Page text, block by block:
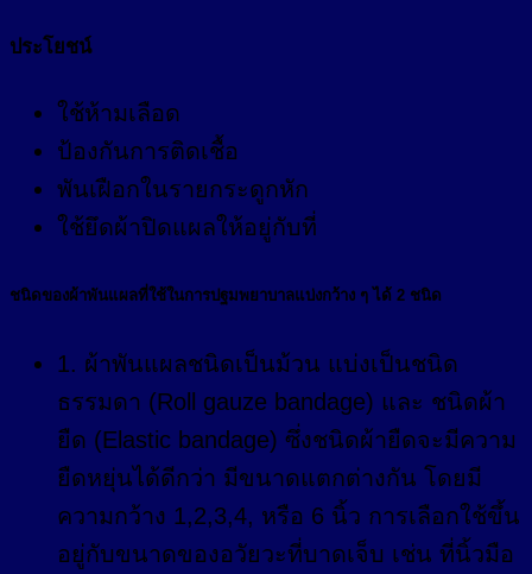
ประโยชน์
ใช้ห้ามเลือด
ป้องกันการติดเชื้อ
พันเฝือกในรายกระดูกหัก
ใช้ยึดผ้าปิดแผลให้อยู่กับที่
ชนิดของผ้าพันแผลที่ใช้ในการปฐมพยาบาลแบ่งกว้าง ๆ ได้ 2 ชนิด
1. ผ้าพันแผลชนิดเป็นม้วน แบ่งเป็นชนิด
ธรรมดา (Roll gauze bandage) และ ชนิดผ้า
ยืด (Elastic bandage) ซึ่งชนิดผ้ายืดจะมีความ
ยืดหยุ่นได้ดีกว่า มีขนาดแตกต่างกัน โดยมี
ความกว้าง 1,2,3,4, หรือ 6 นิ้ว การเลือกใช้ขึ้น
อยู่กับขนาดของอวัยวะที่บาดเจ็บ เช่น ที่นิ้วมือ